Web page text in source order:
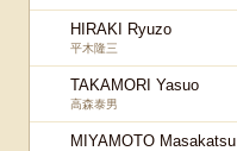
HIRAKI Ryuzo
平木隆三
TAKAMORI Yasuo
高森泰男
MIYAMOTO Masakatsu